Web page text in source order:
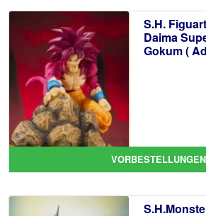
S.H.
Daima
Gokum (
VORBESTELLUNGEN